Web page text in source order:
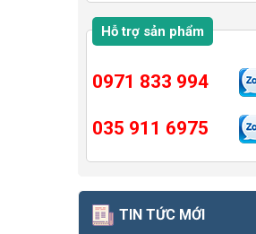
Hỗ trợ sản phẩm
0971 833 994
035 911 6975
TIN TỨC MỚI